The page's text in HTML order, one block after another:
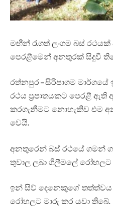
මඟීන් රැගත් ලංගම බස් රථයක්
පෙරළීමෙන් අනතුරක් සිදුවී
රත්නපුර – සිරිපාගම මාර්ගයේ
රථය ප්‍රපාතයකට පෙරළී ඇති
කරගැනීමට නොහැකිව එම
වෙයි.
අනතුරෙන් බස් රථයේ ගමන්
තුවාල ලබා ගිලීමලේ
ඉන් සිව් දෙනෙකුගේ
රෝහලට මාරු කර යවා තිබේ.